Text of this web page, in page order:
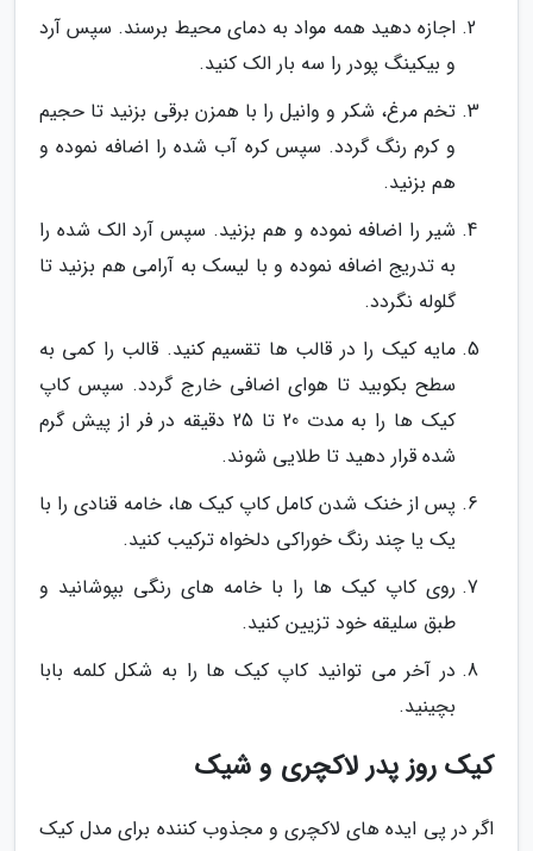
اجازه دهید همه مواد به دمای محیط برسند. سپس آرد
و بیکینگ پودر را سه بار الک کنید.
تخم مرغ، شکر و وانیل را با همزن برقی بزنید تا حجیم
و کرم رنگ گردد. سپس کره آب شده را اضافه نموده و
هم بزنید.
شیر را اضافه نموده و هم بزنید. سپس آرد الک شده را
به تدریج اضافه نموده و با لیسک به آرامی هم بزنید تا
گلوله نگردد.
مایه کیک را در قالب ها تقسیم کنید. قالب را کمی به
سطح بکوبید تا هوای اضافی خارج گردد. سپس کاپ
کیک ها را به مدت 20 تا 25 دقیقه در فر از پیش گرم
شده قرار دهید تا طلایی شوند.
پس از خنک شدن کامل کاپ کیک ها، خامه قنادی را با
یک یا چند رنگ خوراکی دلخواه ترکیب کنید.
روی کاپ کیک ها را با خامه های رنگی بپوشانید و
طبق سلیقه خود تزیین کنید.
در آخر می توانید کاپ کیک ها را به شکل کلمه بابا
بچینید.
کیک روز پدر لاکچری و شیک
اگر در پی ایده های لاکچری و مجذوب کننده برای مدل کیک